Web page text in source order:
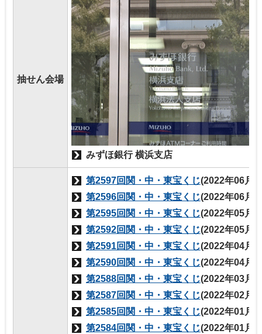
抽せん会場
みずほ銀行 横浜支店
第2597回関・中・東宝くじ(2022年06月
第2596回関・中・東宝くじ(2022年06月
第2595回関・中・東宝くじ(2022年05月
第2592回関・中・東宝くじ(2022年05月
第2591回関・中・東宝くじ(2022年04月
第2590回関・中・東宝くじ(2022年04月
第2588回関・中・東宝くじ(2022年03月
第2587回関・中・東宝くじ(2022年02月
第2585回関・中・東宝くじ(2022年01月
第2584回関・中・東宝くじ(2022年01月